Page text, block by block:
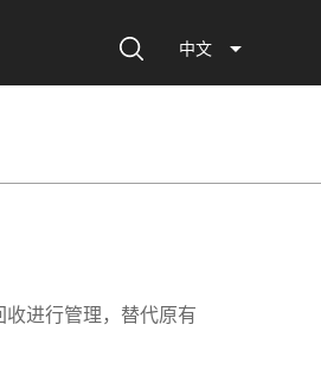
中文
进行管理，替代原有